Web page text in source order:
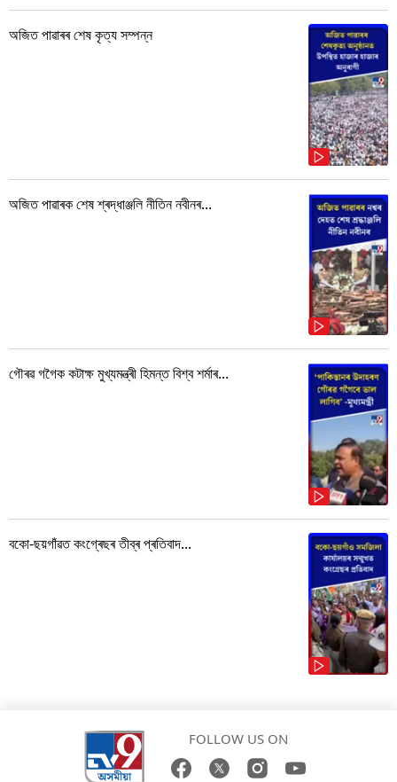
অজিত পাৱাৰৰ শেষ কৃত্য সম্পন্ন
অজিত পাৱাৰক শেষ শ্ৰদ্ধাঞ্জলি নীতিন নবীনৰ...
গৌৰৱ গগৈক কটাক্ষ মুখ্যমন্ত্ৰী হিমন্ত বিশ্ব শৰ্মাৰ...
বকো-ছয়গাঁৱত কংগ্ৰেছৰ তীব্ৰ প্ৰতিবাদ...
FOLLOW US ON